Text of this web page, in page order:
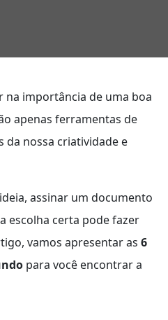
na importância de uma boa
apenas ferramentas de
da nossa criatividade e
assinar um documento
escolha certa pode fazer
vamos apresentar as 6
para você encontrar a